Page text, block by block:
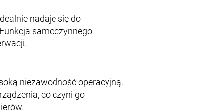
nadaje się do
samoczynnego
niezawodność operacyjną.
co czyni go